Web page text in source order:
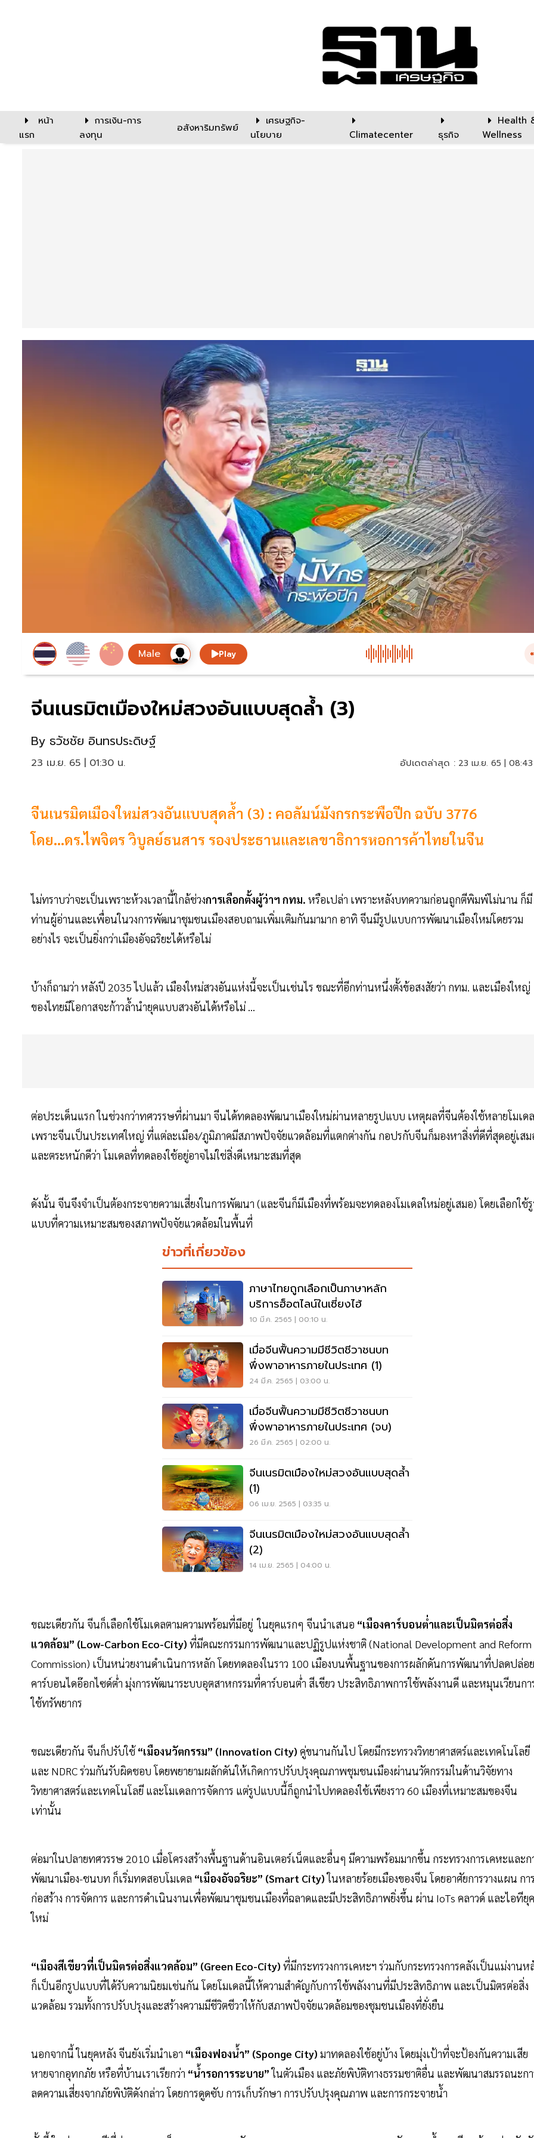
หน้า
แรก
การเงิน-การ
ลงทุน
อสังหาริมทรัพย์
เศรษฐกิจ-
นโยบาย
Climatecenter ธุรกิจ
Health
Wellness
Play
จีนเนรมิตเมืองใหม่สวงอันแบบสุดล้ำ (3)
By ธวัชชัย อินทรประดิษฐ์
23 เม.ย. 65 | 01:30 น. อัปเดตล่าสุด : 23 เม.ย. 65 |
จีนเนรมิตเมืองใหม่สวงอันแบบสุดล้ำ (3) : คอลัมน์มังกรกระพือปีก ฉบับ 3776
โดย...ดร.ไพจิตร วิบูลย์ธนสาร รองประธานและเลขาธิการหอการค้าไทยในจีน
ไม่ทราบว่าจะเป็นเพราะห้วงเวลานี้ใกล้ช่วงการเลือกตั้งผู้ว่าฯ กทม. หรือเปล่า เพราะหลังบทความก่อนถูกตีพิมพ์ไม่นาน ก็มี
ท่านผู้อ่านและเพื่อนในวงการพัฒนาชุมชนเมืองสอบถามเพิ่มเติมกันมามาก อาทิ จีนมีรูปแบบการพัฒนาเมืองใหม่โดยรวม
อย่างไร จะเป็นยิ่งกว่าเมืองอัจฉริยะได้หรือไม่
บ้างก็ถามว่า หลังปี 2035 ไปแล้ว เมืองใหม่สวงอันแห่งนี้จะเป็นเช่นไร ขณะที่อีกท่านหนึ่งตั้งข้อสงสัยว่า กทม. และเมืองใหญ่
ของไทยมีโอกาสจะก้าวล้ำนำยุคแบบสวงอันได้หรือไม่ ...
ต่อประเด็นแรก ในช่วงกว่าทศวรรษที่ผ่านมา จีนได้ทดลองพัฒนาเมืองใหม่ผ่านหลายรูปแบบ เหตุผลที่จีนต้องใช้หลายโมเด
เพราะจีนเป็นประเทศใหญ่ ที่แต่ละเมือง/ภูมิภาคมีสภาพปัจจัยแวดล้อมที่แตกต่างกัน กอปรกับจีนก็มองหาสิ่งที่ดีที่สุดอยู่เสม
และตระหนักดีว่า โมเดลที่ทดลองใช้อยู่อาจไม่ใช่สิ่งดีเหมาะสมที่สุด
ดังนั้น จีนจึงจำเป็นต้องกระจายความเสี่ยงในการพัฒนา (และจีนก็มีเมืองที่พร้อมจะทดลองโมเดลใหม่อยู่เสมอ) โดยเลือกใช้
แบบที่ความเหมาะสมของสภาพปัจจัยแวดล้อมในพื้นที่
ข่าวที่เกี่ยวข้อง
ภาษาไทยถูกเลือกเป็นภาษาหลัก
บริการฮ็อตไลน์ในเซี่ยงไฮ้
10 มี.ค. 2565 | 00:10 น.
เมื่อจีนฟื้นความมีชีวิตชีวาชนบท
พึ่งพาอาหารภายในประเทศ (1)
24 มี.ค. 2565 | 03:00 น.
เมื่อจีนฟื้นความมีชีวิตชีวาชนบท
พึ่งพาอาหารภายในประเทศ (จบ)
26 มี.ค. 2565 | 02:00 น.
จีนเนรมิตเมืองใหม่สวงอันแบบสุดล้ำ
(1)
06 เม.ย. 2565 | 03:35 น.
จีนเนรมิตเมืองใหม่สวงอันแบบสุดล้ำ
(2)
14 เม.ย. 2565 | 04:00 น.
ขณะเดียวกัน จีนก็เลือกใช้โมเดลตามความพร้อมที่มีอยู่ ในยุคแรกๆ จีนนำเสนอ “เมืองคาร์บอนต่ำและเป็นมิตรต่อสิ่ง
แวดล้อม” (Low-Carbon Eco-City) ที่มีคณะกรรมการพัฒนาและปฏิรูปแห่งชาติ (National Development and Reform
Commission) เป็นหน่วยงานดำเนินการหลัก โดยทดลองในราว 100 เมืองบนพื้นฐานของการผลักดันการพัฒนาที่ปลดปล่อย
คาร์บอนไดอ๊อกไซด์ต่ำ มุ่งการพัฒนาระบบอุตสาหกรรมที่คาร์บอนต่ำ สีเขียว ประสิทธิภาพการใช้พลังงานดี และหมุนเวียนกา
ใช้ทรัพยากร
ขณะเดียวกัน จีนก็ปรับใช้“เมืองนวัตกรรม” (Innovation City) คู่ขนานกันไป โดยมีกระทรวงวิทยาศาสตร์และเทคโนโลยี
และ NDRC ร่วมกันรับผิดชอบ โดยพยายามผลักดันให้เกิดการปรับปรุงคุณภาพชุมชนเมืองผ่านนวัตกรรมในด้านวิจัยทาง
วิทยาศาสตร์และเทคโนโลยี และโมเดลการจัดการ แต่รูปแบบนี้ก็ถูกนำไปทดลองใช้เพียงราว 60 เมืองที่เหมาะสมของจีน
เท่านั้น
ต่อมาในปลายทศวรรษ 2010 เมื่อโครงสร้างพื้นฐานด้านอินเตอร์เน็ตและอื่นๆ มีความพร้อมมากขึ้น กระทรวงการเคหะและก
พัฒนาเมือง-ชนบท ก็เริ่มทดสอบโมเดล “เมืองอัจฉริยะ” (Smart City)ในหลายร้อยเมืองของจีน โดยอาศัยการวางแผน กา
ก่อสร้าง การจัดการ และการดำเนินงานเพื่อพัฒนาชุมชนเมืองที่ฉลาดและมีประสิทธิภาพยิ่งขึ้น ผ่าน IoTs คลาวด์ และไอทียุค
ใหม่
“เมืองสีเขียวที่เป็นมิตรต่อสิ่งแวดล้อม” (Green Eco-City) ที่มีกระทรวงการเคหะฯ ร่วมกับกระทรวงการคลังเป็นแม่งานห
ก็เป็นอีกรูปแบบที่ได้รับความนิยมเช่นกัน โดยโมเดลนี้ให้ความสำคัญกับการใช้พลังงานที่มีประสิทธิภาพ และเป็นมิตรต่อสิ่ง
แวดล้อม รวมทั้งการปรับปรุงและสร้างความมีชีวิตชีวาให้กับสภาพปัจจัยแวดล้อมของชุมชนเมืองที่ยั่งยืน
นอกจากนี้ ในยุคหลัง จีนยังเริ่มนำเอา “เมืองฟองน้ำ” (Sponge City) มาทดลองใช้อยู่บ้าง โดยมุ่งเป้าที่จะป้องกันความเสีย
หายจากอุทกภัย หรือที่บ้านเราเรียกว่า “น้ำรอการระบาย”ในตัวเมือง และภัยพิบัติทางธรรมชาติอื่น และพัฒนาสมรรถนะก
ลดความเสี่ยงจากภัยพิบัติดังกล่าว โดยการดูดซับ การเก็บรักษา การปรับปรุงคุณภาพ และการกระจายน้ำ